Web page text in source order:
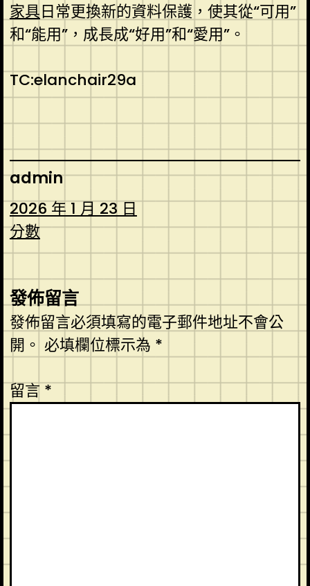
家具日常更換新的資料保護，使其從“可用”
和“能用”，成長成“好用”和“愛用”。
TC:elanchair29a
admin
2026 年 1 月 23 日
分數
發佈留言
發佈留言必須填寫的電子郵件地址不會公
開。 必填欄位標示為 *
留言*